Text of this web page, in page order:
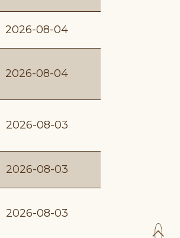
2026-08-04
2026-08-04
2026-08-03
2026-08-03
2026-08-03